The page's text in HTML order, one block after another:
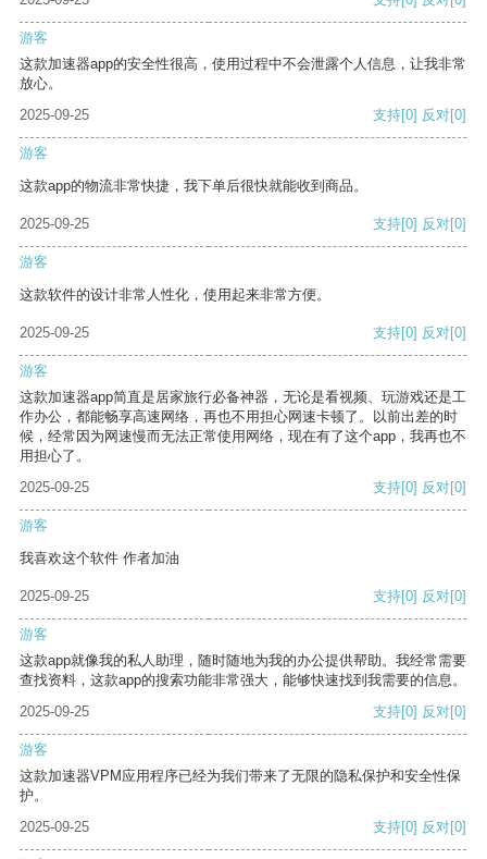
游客
这款加速器app的安全性很高，使用过程中不会泄露个人信息，让我非常
放心。
2025-09-25
支持[0] 反对[0]
游客
这款app的物流非常快捷，我下单后很快就能收到商品。
2025-09-25 支持[0] 反对[0]
游客
这款软件的设计非常人性化，使用起来非常方便。
2025-09-25 支持[0] 反对[0]
游客
这款加速器app简直是居家旅行必备神器，无论是看视频、玩游戏还是工
作办公，都能畅享高速网络，再也不用担心网速卡顿了。以前出差的时
候，经常因为网速慢而无法正常使用网络，现在有了这个app，我再也不
用担心了。
2025-09-25
支持[0] 反对[0]
游客
我喜欢这个软件 作者加油
2025-09-25 支持[0] 反对[0]
游客
这款app就像我的私人助理，随时随地为我的办公提供帮助。我经常需要
查找资料，这款app的搜索功能非常强大，能够快速找到我需要的信息。
2025-09-25
支持[0] 反对[0]
游客
这款加速器VPM应用程序已经为我们带来了无限的隐私保护和安全性保
护。
2025-09-25
支持[0] 反对[0]